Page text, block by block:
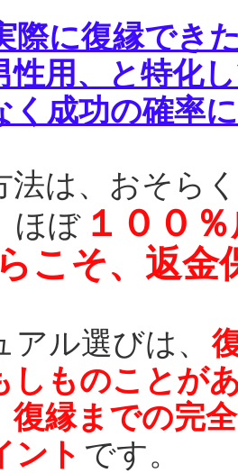
際に復縁でき
性用、と特化
く成功の確率
法は、おそら
ほぼ １００
こそ、返金
アル選びは、
しものことが
復縁までの完
ント です。